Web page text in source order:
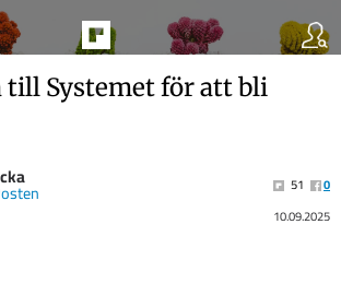
till Systemet för att bli
51
0
10.09.2025